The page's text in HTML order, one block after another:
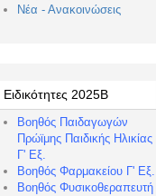
Νέα - Ανακοινώσεις
Ειδικότητες 2025Β
Βοηθός Παιδαγωγών
Πρώϊμης Παιδικής Ηλικίας
Γ' Εξ.
Βοηθός Φαρμακείου Γ' Εξ.
Βοηθός Φυσικοθεραπευτή